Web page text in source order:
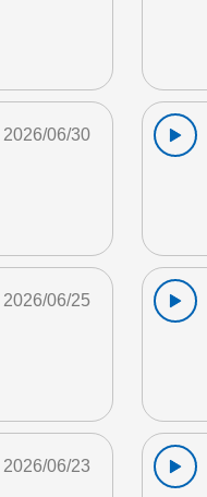
2026/06/30
2026/06/25
2026/06/23